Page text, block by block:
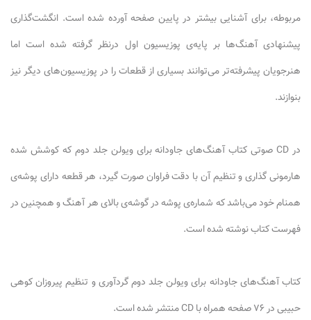
مربوطه، برای آشنایی بیشتر در پایین صفحه آورده شده است. انگشت‌گذاری
پیشنهادی آهنگ‌ها بر پایه‌ی پوزیسیون اول درنظر گرفته شده است اما
هنرجویان پیشرفته‌تر می‌توانند بسیاری از قطعات را در پوزیسیون‌های دیگر نیز
بنوازند.
در CD صوتی کتاب آهنگ‌های جاودانه برای ویولن جلد دوم که کوشش شده
هارمونی گذاری و تنظیم آن با دقت فراوان صورت گیرد، هر قطعه دارای پوشه‌ی
همنام خود می‌باشد که شماره‌ی پوشه در گوشه‌ی بالای هر آهنگ و همچنین در
فهرست کتاب نوشته شده است.
کتاب آهنگ‌های جاودانه برای ویولن جلد دوم گردآوری و تنظیم پیروزان کوهی
حبیبی در ۷۶ صفحه همراه با CD منتشر شده است.